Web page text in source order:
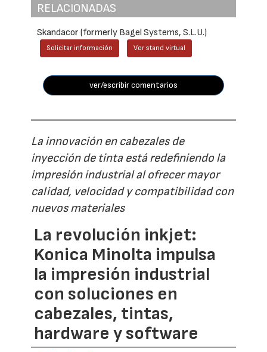
RELACIONADAS
Skandacor (formerly Bagel Systems, S.L.U.)
Solicitar información Ver stand virtual
ver/escribir comentarios
La innovación en cabezales de
inyección de tinta está redefiniendo la
impresión industrial al ofrecer mayor
calidad, velocidad y compatibilidad con
nuevos materiales
La revolución inkjet:
Konica Minolta impulsa
la impresión industrial
con soluciones en
cabezales, tintas,
hardware y software